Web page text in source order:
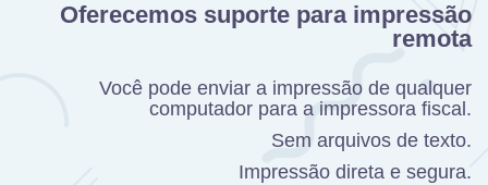
Oferecemos suporte para impressão
remota
Você pode enviar a impressão de qualquer
computador para a impressora fiscal.
Sem arquivos de texto.
Impressão direta e segura.